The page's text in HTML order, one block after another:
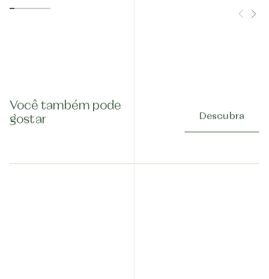
Você também pode
gostar
Descubra